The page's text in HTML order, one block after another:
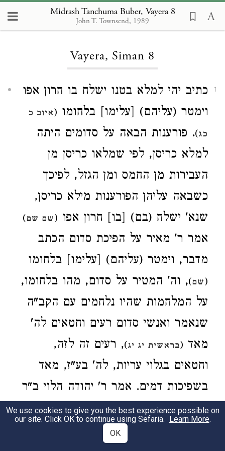
Midrash Tanchuma Buber, Vayera 8
John T. Townsend, 1989
Loading...
Vayera, Siman 8
1
כתיב יהי למלא בטנו ישלח בו חרון אפו
וימטר (עליהם) [עלימו] בלחומו (איוב כ
כג). פורענות הבאה על סדומים היתה
למלא כריסן, לפי שמלאו כריסן מן
העבירות מן החמס ומן הגזל, לפיכך
כשבאה עליהן הפורענות מילא כריסן,
שנא' ישלח (בם) [בו] חרון אפו (שם שם)
אמר ר' מאיר על הפיכת סדום הכתב
מדבר, וימטר (עליהם) [עלימו] בלחומו
(שם), וה' המטיר על סדום, מהו בלחומו,
על המלחמות שהיו נלחמים עם הקב"ה
שנאמר ואנשי סדום רעים וחטאים לה'
מאד (בראשית יג יג), רעים זה לזה,
וחטאים בגלוי עריות, לה' בע"ז, מאד
בשפיכות דמים. אמר ר' יהודה הלוי ב"ר
שלום בשם ר' יוחנן [בר נחמן] בשעה
שבאו אמרפל וחביריו להלחם עם
We use cookies to give you the best experience possible on
our site. Click OK to continue using Sefaria. Learn More.
OK